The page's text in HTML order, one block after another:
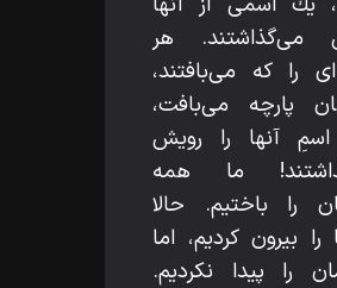
مى‌گذاشتند. هر
را كه مى‌بافتند،
پارچه مى‌بافت،
آنها را رويش
ما همه
را باختيم. حالا
را بيرون كرديم، اما
را پيدا نكرديم.